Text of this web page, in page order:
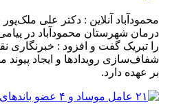
محمودآباد آنلاین : دکتر علی
درمان شهرستان محمودآباد در
را تبریک گفت و افزود : خبرنگاری
شفاف‌سازی رویدادها و ایجاد پیوند
بر عهده دارد.